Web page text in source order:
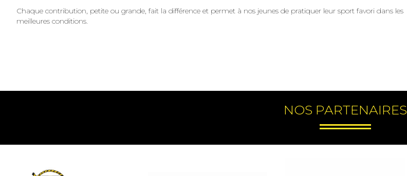
Chaque contribution, petite ou grande, fait la différence et permet à nos jeunes de pratiquer leur sport favori dans les
meilleures conditions.
NOS PARTENAIRES